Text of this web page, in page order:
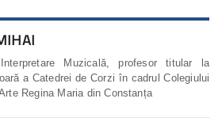
Muzicală, profesor titular la
a Catedrei de Corzi în cadrul Colegiului
Regina Maria din Constanța